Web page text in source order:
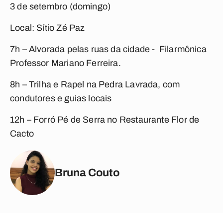
3 de setembro (domingo)
Local: Sítio Zé Paz
7h – Alvorada pelas ruas da cidade - Filarmônica
Professor Mariano Ferreira.
8h – Trilha e Rapel na Pedra Lavrada, com
condutores e guias locais
12h – Forró Pé de Serra no Restaurante Flor de
Cacto
Bruna Couto